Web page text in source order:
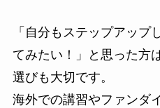
「自分もステップアップ
てみたい！」と思った方
選びも大切です。
海外での講習やファンダ